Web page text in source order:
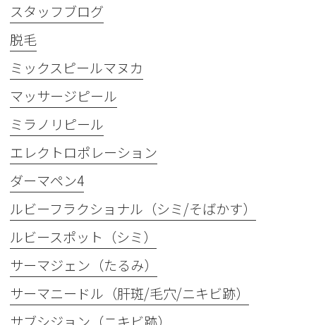
スタッフブログ
脱毛
ミックスピールマヌカ
マッサージピール
ミラノリピール
エレクトロポレーション
ダーマペン4
ルビーフラクショナル（シミ/そばかす）
ルビースポット（シミ）
サーマジェン（たるみ）
サーマニードル（肝斑/毛穴/ニキビ跡）